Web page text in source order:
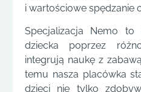
i wartościowe spędzanie
Specjalizacja Nemo to
dziecka poprzez
integrują naukę z
temu nasza placówka
dzieci nie tylko